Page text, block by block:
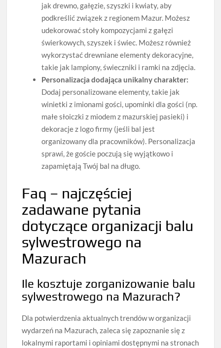
jak drewno, gałęzie, szyszki i kwiaty, aby
podkreślić związek z regionem Mazur. Możesz
udekorować stoły kompozycjami z gałęzi
świerkowych, szyszek i świec. Możesz również
wykorzystać drewniane elementy dekoracyjne,
takie jak lampiony, świeczniki i ramki na zdjęcia.
Personalizacja dodająca unikalny charakter:
Dodaj personalizowane elementy, takie jak
winietki z imionami gości, upominki dla gości (np.
małe słoiczki z miodem z mazurskiej pasieki) i
dekoracje z logo firmy (jeśli bal jest
organizowany dla pracowników). Personalizacja
sprawi, że goście poczują się wyjątkowo i
zapamiętają Twój bal na długo.
Faq – najczęściej
zadawane pytania
dotyczące organizacji balu
sylwestrowego na
Mazurach
Ile kosztuje zorganizowanie balu
sylwestrowego na Mazurach?
Dla potwierdzenia aktualnych trendów w organizacji
wydarzeń na Mazurach, zaleca się zapoznanie się z
lokalnymi raportami i opiniami dostępnymi na stronach